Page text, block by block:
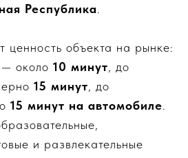
Республика
ценность объекта на рынке:
около 10 минут, до
15 минут, до
15 минут на автомобиле
и развлекательные